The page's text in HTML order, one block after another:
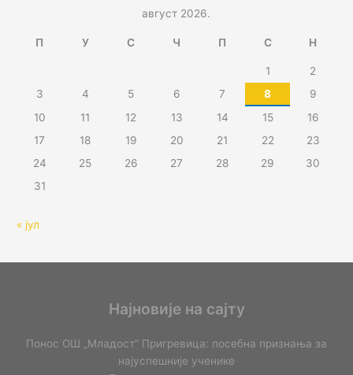
август 2026.
П У С Ч П С Н
1
2
3
4 5 6 7 8
9
10
11 12 13 14 15
16
17
18 19 20 21 22
23
24
25 26 27 28 29
30
31
« јул
Најновије на сајту
Понос ОШ „Младост“ Пригревица: посебна признања за
најуспешније ученике